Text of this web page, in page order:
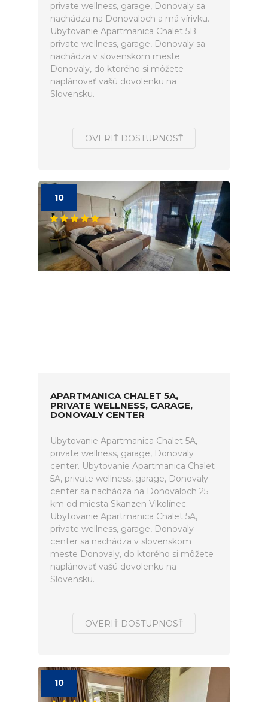
private wellness, garage, Donovaly sa
nachádza na Donovaloch a má vírivku.
Ubytovanie Apartmanica Chalet 5B
private wellness, garage, Donovaly sa
nachádza v slovenskom meste
Donovaly, do ktorého si môžete
naplánovať vašú dovolenku na
Slovensku.
OVERIŤ DOSTUPNOSŤ
10
APARTMANICA CHALET 5A,
PRIVATE WELLNESS, GARAGE,
DONOVALY CENTER
Ubytovanie Apartmanica Chalet 5A,
private wellness, garage, Donovaly
center. Ubytovanie Apartmanica Chalet
5A, private wellness, garage, Donovaly
center sa nachádza na Donovaloch 25
km od miesta Skanzen Vlkolínec.
Ubytovanie Apartmanica Chalet 5A,
private wellness, garage, Donovaly
center sa nachádza v slovenskom
meste Donovaly, do ktorého si môžete
naplánovať vašú dovolenku na
Slovensku.
OVERIŤ DOSTUPNOSŤ
10